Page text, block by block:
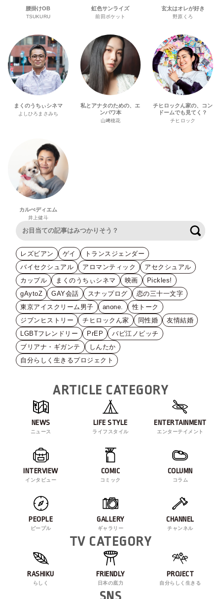
腰掛けOB
TSUKURU
虹色サンライズ
前田ポケット
玄太はオレが好き
野原くろ
まくのうちぃシネマ
よしひろまさみち
私とアナタのための、エ
ンパワ本
山﨑穂花
チヒロックん家の、コン
ドームでも見てく？
チヒロック
カルぺディエム
井上健斗
レズビアン ゲイ
トランスジェンダー
バイセクシュアル
アロマンティック
アセクシュアル
カップル
まくのうちぃシネマ 映画
Pickles!
gAytoZ
GAY会話 スナップログ
恋の三十一文字
東京アイスクリーム男子
anone.
性トーク
ジブンヒストリー
チヒロックん家 同性婚
友情結婚
LGBTフレンドリー
PrEP
バビ江ノビッチ
ブリアナ・ギガンテ
しんたか
自分らしく生きるプロジェクト
ARTICLE CATEGORY
NEWS
ニュース
LIFE STYLE
ライフスタイル
ENTERTAINMENT
エンターテイメント
INTERVIEW
インタビュー
COMIC
コミック
COLUMN
コラム
PEOPLE
ピープル
GALLERY
ギャラリー
CHANNEL
チャンネル
TV CATEGORY
RASHIKU
らしく
FRIENDLY
日本の底力
PROJECT
自分らしく生きる